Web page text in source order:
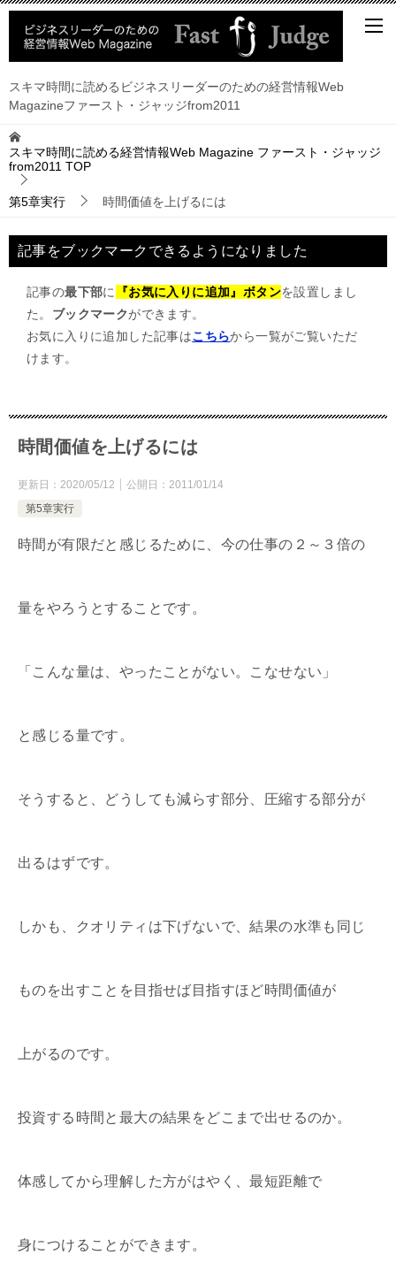
スキマ時間に読めるビジネスリーダーのための経営情報Web
Magazineファースト・ジャッジfrom2011
スキマ時間に読める経営情報Web Magazine ファースト・ジャッジ
from2011 TOP
第5章実行 時間価値を上げるには
記事をブックマークできるようになりました
記事の最下部に 『お気に入りに追加』ボタンを設置しまし
た。 ブックマークができます。
お気に入りに追加した記事はこちらから一覧がご覧いただ
けます。
時間価値を上げるには
更新日： 2020/05/12 公開日： 2011/01/14
第5章実行
時間が有限だと感じるために、今の仕事の２～３倍の
量をやろうとすることです。
「こんな量は、やったことがない。こなせない」
と感じる量です。
そうすると、どうしても減らす部分、圧縮する部分が
出るはずです。
しかも、クオリティは下げないで、結果の水準も同じ
ものを出すことを目指せば目指すほど時間価値が
上がるのです。
投資する時間と最大の結果をどこまで出せるのか。
体感してから理解した方がはやく、最短距離で
身につけることができます。